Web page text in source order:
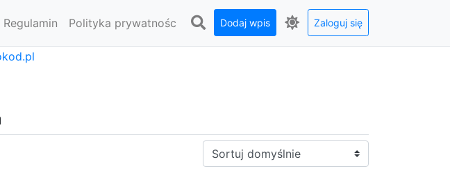
Regulamin Polityka prywatnośc Dodaj wpis Zaloguj się
Sortuj: